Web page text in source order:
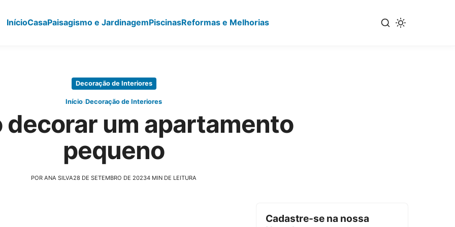
InícioCasaPaisagismo e JardinagemPiscinasReformas e Melhorias
Decoração de Interiores
Início›Decoração de Interiores
decorar um apartamento
pequeno
POR ANA SILVA28 DE SETEMBRO DE 20234 MIN DE LEITURA
Cadastre-se na nossa